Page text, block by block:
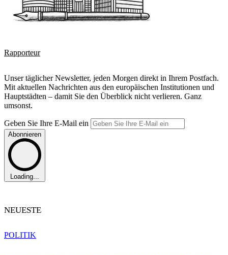
Rapporteur
Unser täglicher Newsletter, jeden Morgen direkt in Ihrem Postfach.
Mit aktuellen Nachrichten aus den europäischen Institutionen und
Hauptstädten – damit Sie den Überblick nicht verlieren. Ganz
umsonst.
Geben Sie Ihre E-Mail ein
Abonnieren
Loading...
NEUESTE
POLITIK